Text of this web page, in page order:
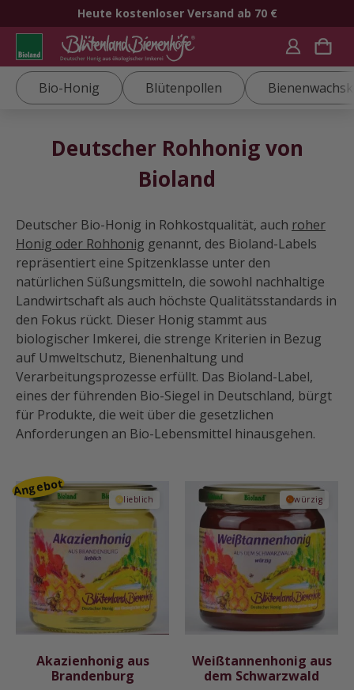
Heute kostenloser Versand ab 70 €
Bio-Honig Blütenpollen
Deutscher Rohhonig von
Bioland
Deutscher Bio-Honig in Rohkostqualität, auch roher
Honig oder Rohhonig genannt, des Bioland-Labels
repräsentiert eine Spitzenklasse unter den
natürlichen Süßungsmitteln, die sowohl nachhaltige
Landwirtschaft als auch höchste Qualitätsstandards in
den Fokus rückt. Dieser Honig stammt aus
biologischer Imkerei, die strenge Kriterien in Bezug
auf Umweltschutz, Bienenhaltung und
Verarbeitungsprozesse erfüllt. Das Bioland-Label,
eines der führenden Bio-Siegel in Deutschland, bürgt
für Produkte, die weit über die gesetzlichen
Anforderungen an Bio-Lebensmittel hinausgehen.
lieblich
Angebot
Produkt
i
m
Angebot
Akazienhonig aus
Brandenburg
würzig
Weißtannenhonig aus
dem Schwarzwald